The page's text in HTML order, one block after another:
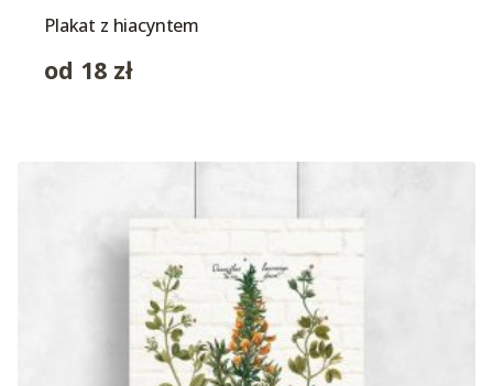
Plakat z hiacyntem
od 18 zł